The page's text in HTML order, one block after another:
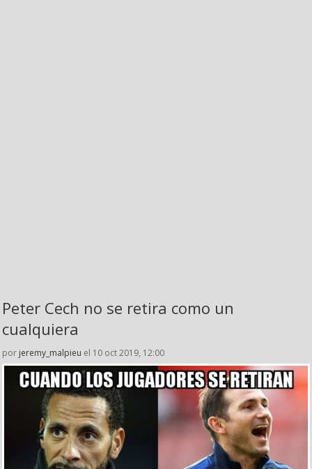
Peter Cech no se retira como un
cualquiera
por jeremy_malpieu el 10 oct 2019, 12:00